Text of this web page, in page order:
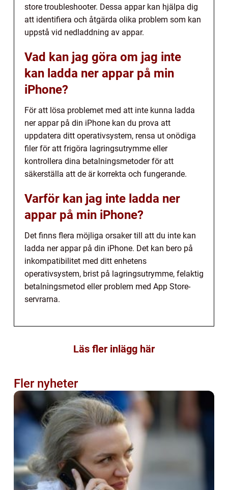
store troubleshooter. Dessa appar kan hjälpa dig
att identifiera och åtgärda olika problem som kan
uppstå vid nedladdning av appar.
Vad kan jag göra om jag inte
kan ladda ner appar på min
iPhone?
För att lösa problemet med att inte kunna ladda
ner appar på din iPhone kan du prova att
uppdatera ditt operativsystem, rensa ut onödiga
filer för att frigöra lagringsutrymme eller
kontrollera dina betalningsmetoder för att
säkerställa att de är korrekta och fungerande.
Varför kan jag inte ladda ner
appar på min iPhone?
Det finns flera möjliga orsaker till att du inte kan
ladda ner appar på din iPhone. Det kan bero på
inkompatibilitet med ditt enhetens
operativsystem, brist på lagringsutrymme, felaktig
betalningsmetod eller problem med App Store-
servrarna.
Läs fler inlägg här
Fler nyheter